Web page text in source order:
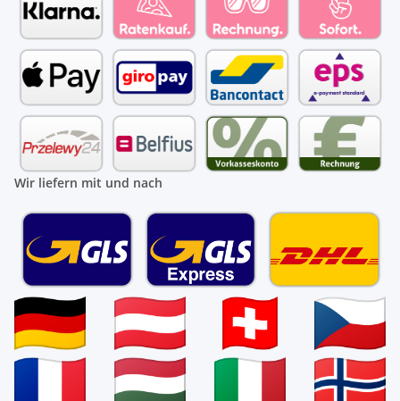
Wir liefern mit und nach